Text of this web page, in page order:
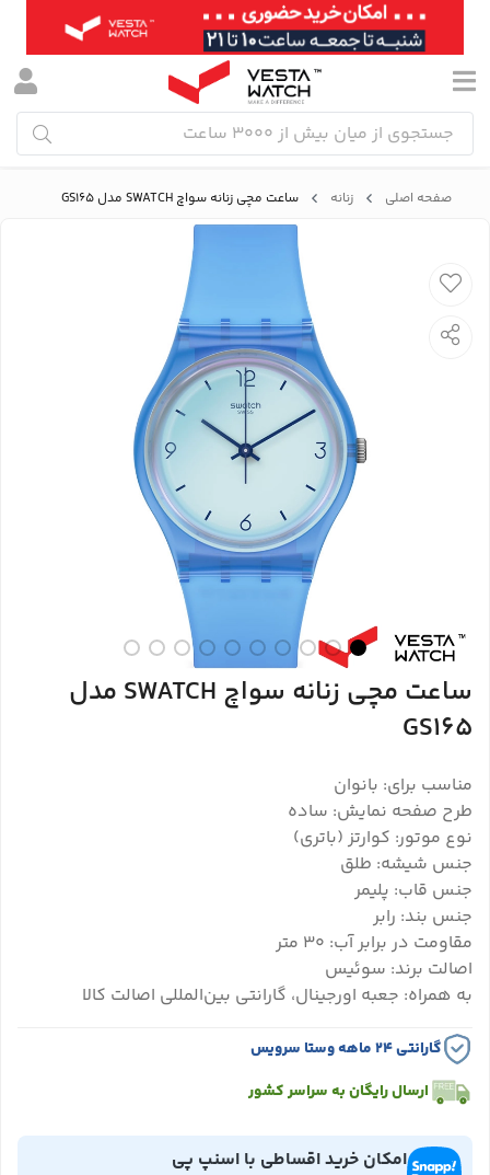
صفحه اصلی زنانه ساعت مچی زنانه سواچ SWATCH مدل GS165
ساعت مچی زنانه سواچ SWATCH مدل
GS165
مناسب برای: بانوان
طرح صفحه نمایش: ساده
نوع موتور: کوارتز (باتری)
جنس شیشه: طلق
جنس قاب: پلیمر
جنس بند: رابر
مقاومت در برابر آب: 30 متر
اصالت برند: سوئیس
به همراه: جعبه اورجینال، گارانتی بین‌المللی اصالت کالا
گارانتی ۲۴ ماهه وستا سرویس
ارسال رایگان به سراسر کشور
امکان خرید اقساطی با اسنپ پی